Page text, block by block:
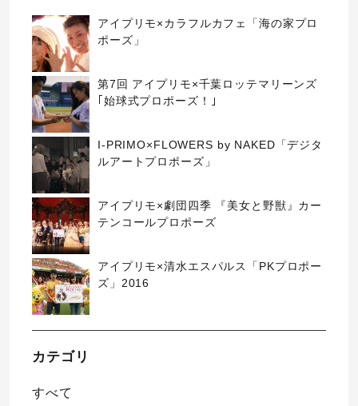
アイプリモ×カラフルカフェ「海の家プロ
ポーズ」
第7回 アイプリモ×千葉ロッテマリーンズ
｢始球式プロポーズ！｣
I-PRIMO×FLOWERS by NAKED「デジタ
ルアートプロポーズ」
アイプリモ×劇団四季 『美女と野獣』カー
テンコールプロポーズ
アイプリモ×清水エスパルス「PKプロポー
ズ」2016
カテゴリ
すべて